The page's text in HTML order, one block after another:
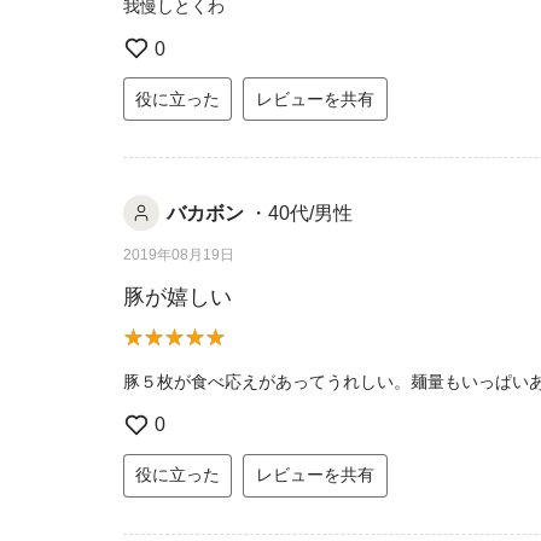
我慢しとくわ
0
役に立った レビューを共有
バカボン ・40代/男性
2019年08月19日
豚が嬉しい
豚５枚が食べ応えがあってうれしい。麺量もいっぱい
0
役に立った レビューを共有